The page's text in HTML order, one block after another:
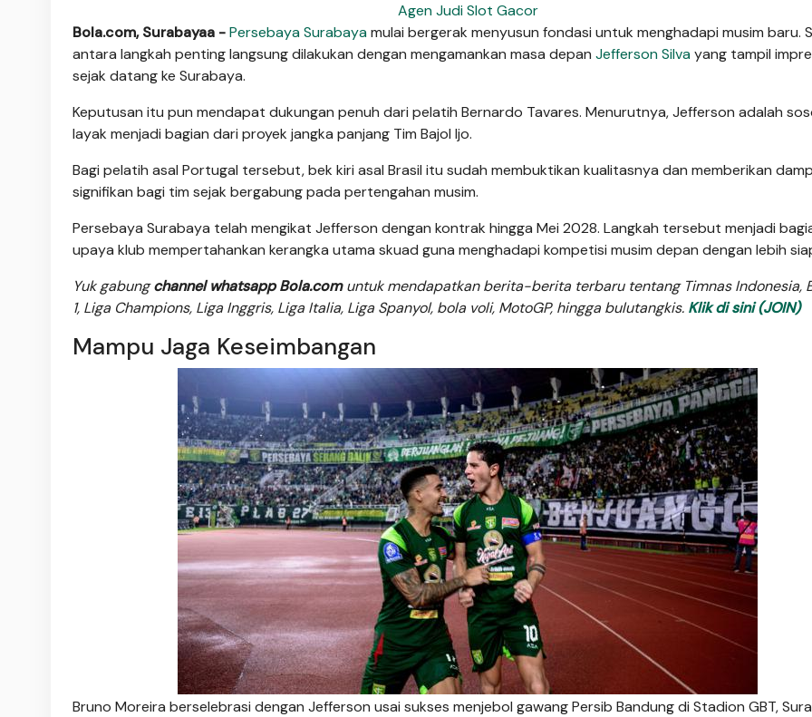
Agen Judi Slot Gacor
Bola.com, Surabayaa -Persebaya Surabayamulai bergerak menyusun fondasi untuk menghadapi musim baru.
antara langkah penting langsung dilakukan dengan mengamankan masa depan Jefferson Silvayang tampil
sejak datang ke Surabaya.
Keputusan itu pun mendapat dukungan penuh dari pelatih Bernardo Tavares. Menurutnya, Jefferson adalah
layak menjadi bagian dari proyek jangka panjang Tim Bajol Ijo.
Bagi pelatih asal Portugal tersebut, bek kiri asal Brasil itu sudah membuktikan kualitasnya dan memberikan
signifikan bagi tim sejak bergabung pada pertengahan musim.
Persebaya Surabaya telah mengikat Jefferson dengan kontrak hingga Mei 2028. Langkah tersebut menjadi
upaya klub mempertahankan kerangka utama skuad guna menghadapi kompetisi musim depan dengan lebih
Yuk gabungchannel whatsapp Bola.comuntuk mendapatkan berita-berita terbaru tentang Timnas Indonesia,
1, Liga Champions, Liga Inggris, Liga Italia, Liga Spanyol, bola voli, MotoGP, hingga bulutangkis. Klik di sini (JOIN)
Mampu Jaga Keseimbangan
Bruno Moreira berselebrasi dengan Jefferson usai sukses menjebol gawang Persib Bandung di Stadion GBT,